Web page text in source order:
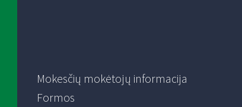
Mokesčių mokėtojų informacija
Formos